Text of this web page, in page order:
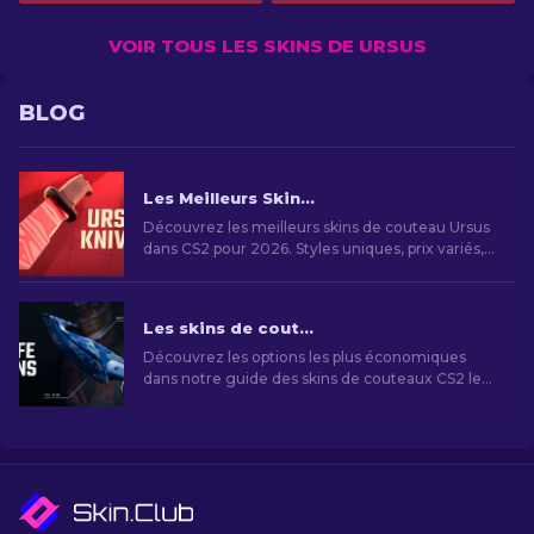
VOIR TOUS LES SKINS DE URSUS
BLOG
Les Meilleurs Skins Couteau Ursus CS2 : Meilleurs Choix à Acheter en 2026
Découvrez les meilleurs skins de couteau Ursus
dans CS2 pour 2026. Styles uniques, prix variés,
Les skins de couteaux CS2 les moins chers [2026]
Découvrez les options les plus économiques
dans notre guide des skins de couteaux CS2 les